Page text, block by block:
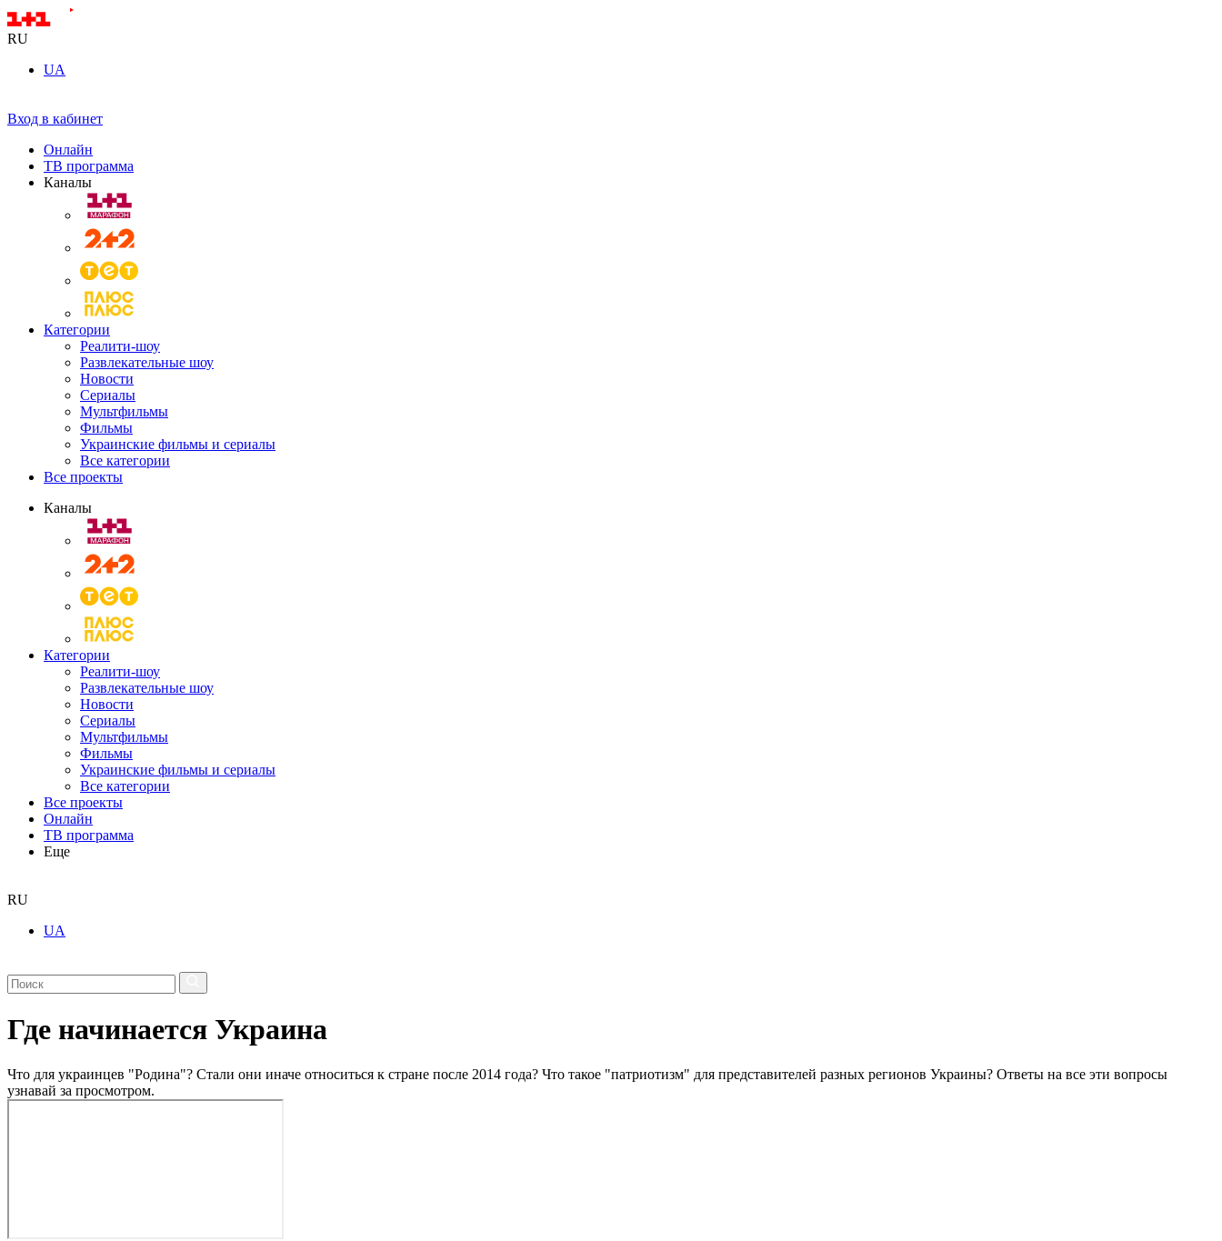
RU
UA
Вход в кабинет
Онлайн
ТВ программа
Каналы
Категории
Реалити-шоу
Развлекательные шоу
Новости
Сериалы
Мультфильмы
Фильмы
Украинские фильмы и сериалы
Все категории
Все проекты
Каналы
Категории
Реалити-шоу
Развлекательные шоу
Новости
Сериалы
Мультфильмы
Фильмы
Украинские фильмы и сериалы
Все категории
Все проекты
Онлайн
ТВ программа
Еще
RU
UA
Где начинается Украина
Что для украинцев "Родина"? Стали они иначе относиться к стране после 2014 года? Что такое "патриотизм" для представителей разных регионов Украины? Ответы на все эти вопросы
узнавай за просмотром.